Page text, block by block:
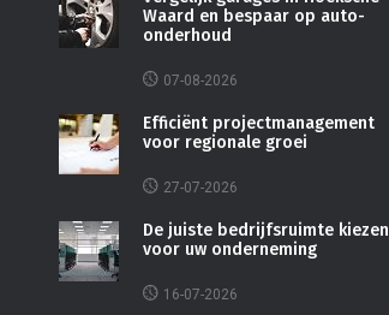
Waard en bespaar op auto-
onderhoud
07-08-2026
Efficiënt projectmanagement
voor regionale groei
27-07-2026
De juiste bedrijfsruimte kiezen
voor uw onderneming
16-07-2026